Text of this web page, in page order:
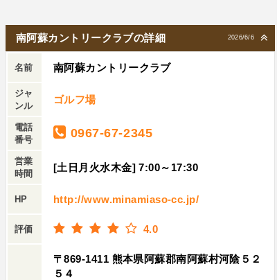
2026/6/6
南阿蘇カントリークラブの詳細
名前 南阿蘇カントリークラブ
ジャ
ンル
ゴルフ場
電話
番号
0967-67-2345
営業
時間
[土日月火水木金] 7:00～17:30
HP http://www.minamiaso-cc.jp/
評価 4.0
〒869-1411 熊本県阿蘇郡南阿蘇村河陰５２
５４